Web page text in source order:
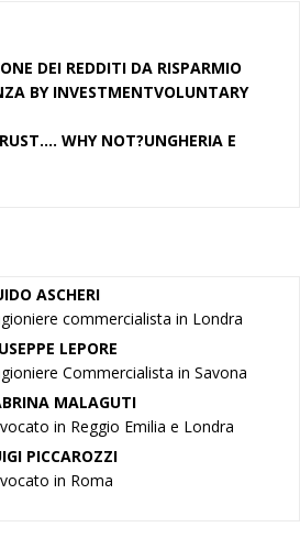
DEI REDDITI DA RISPARMIO
BY INVESTMENTVOLUNTARY
WHY NOT?UNGHERIA E
ASCHERI
commercialista in Londra
LEPORE
Commercialista in Savona
MALAGUTI
in Reggio Emilia e Londra
PICCAROZZI
in Roma